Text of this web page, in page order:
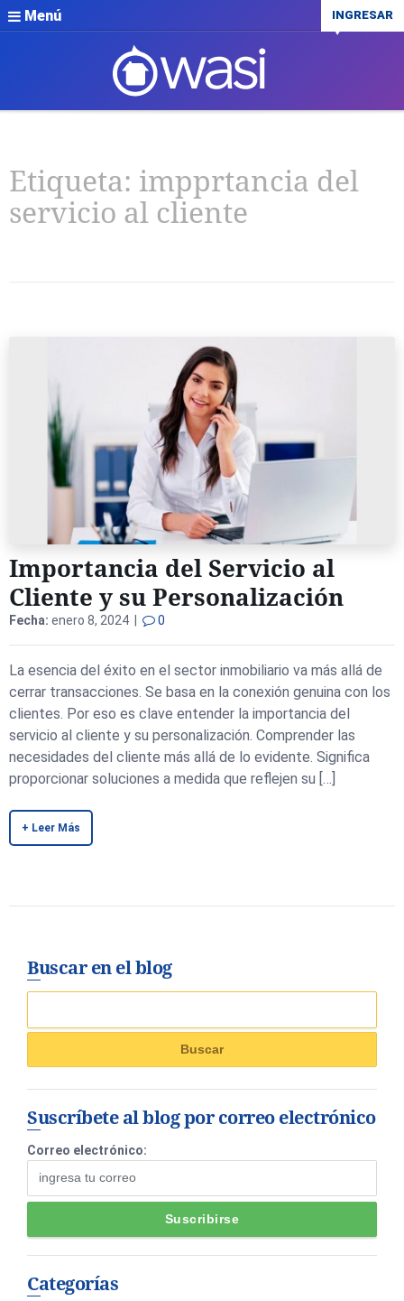
Menú INGRESAR
Etiqueta: impprtancia del
servicio al cliente
Importancia del Servicio al
Cliente y su Personalización
Fecha: enero 8, 2024 | 0
La esencia del éxito en el sector inmobiliario va más allá de
cerrar transacciones. Se basa en la conexión genuina con los
clientes. Por eso es clave entender la importancia del
servicio al cliente y su personalización. Comprender las
necesidades del cliente más allá de lo evidente. Significa
proporcionar soluciones a medida que reflejen su […]
+ Leer Más
Buscar en el blog
Suscríbete al blog por correo electrónico
Correo electrónico:
Categorías